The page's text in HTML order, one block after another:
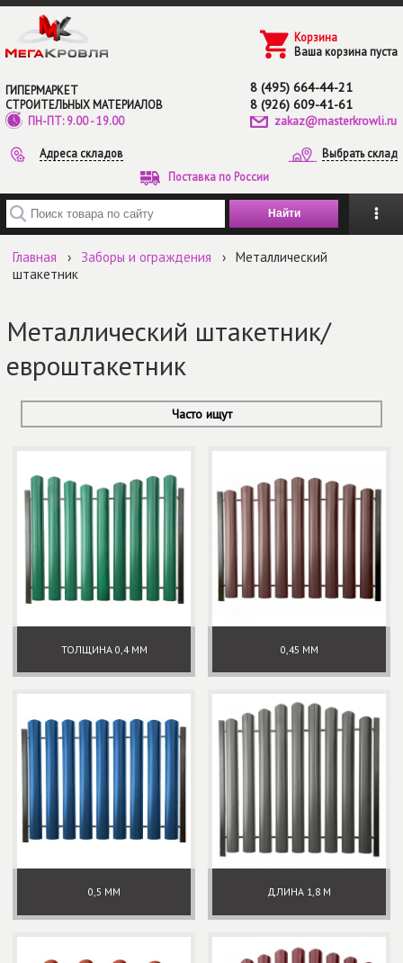
Перейти к основному содержанию
ГИПЕРМАРКЕТ
СТРОИТЕЛЬНЫХ МАТЕРИАЛОВ
ПН-ПТ: 9.00 - 19.00
8 (495) 664-44-21
8 (926) 609-41-61
zakaz@masterkrowli.ru
Адреса складов
Выбрать склад
Поставка по России
Корзина
Ваша корзина пуста
Введите ключевые слова для поиска
Главная › Заборы и ограждения ›
Металлический
штакетник
Металлический штакетник/
евроштакетник
Часто ищут
ТОЛЩИНА 0,4 ММ 0,45 ММ
0,5 ММ ДЛИНА 1,8 М